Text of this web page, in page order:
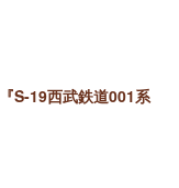
S-19西武鉄道001系